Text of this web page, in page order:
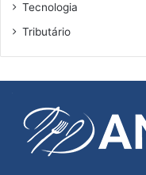
Tecnologia
Tributário